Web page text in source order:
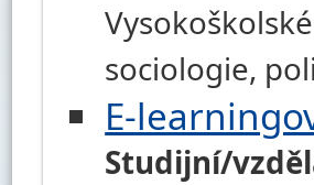
sociologie,
E-
Studijní/